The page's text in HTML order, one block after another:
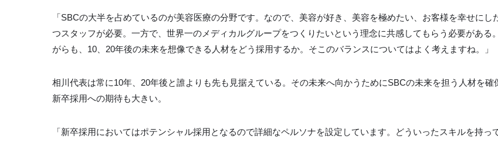
「SBCの大半を占めているのが美容医療の分野です。なので、美容が好き、美容を極めたい、お客様を幸せにし
つスタッフが必要。一方で、世界一のメディカルグループをつくりたいという理念に共感してもらう必要がある
がらも、10、20年後の未来を想像できる人材をどう採用するか。そこのバランスについてはよく考えますね。」
相川代表は常に10年、20年後と誰よりも先も見据えている。その未来へ向かうためにSBCの未来を担う人材を確
新卒採用への期待も大きい。
「新卒採用においてはポテンシャル採用となるので詳細なペルソナを設定しています。どういったスキルを持っ